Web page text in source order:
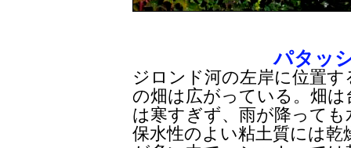
パタッ
ジロンド河の左岸に位置
の畑は広がっている。畑
は寒すぎず、雨が降って
保水性のよい粘土質には